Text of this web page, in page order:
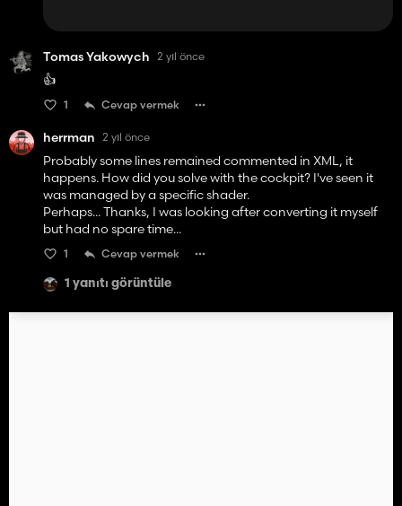
Tomas Yakowych 2 yıl önce
👍️
1 Cevap vermek
herrman 2 yıl önce
Probably some lines remained commented in XML, it
happens. How did you solve with the cockpit? I've seen it
was managed by a specific shader.
Perhaps... Thanks, I was looking after converting it myself
but had no spare time...
1 Cevap vermek
1 yanıtı görüntüle